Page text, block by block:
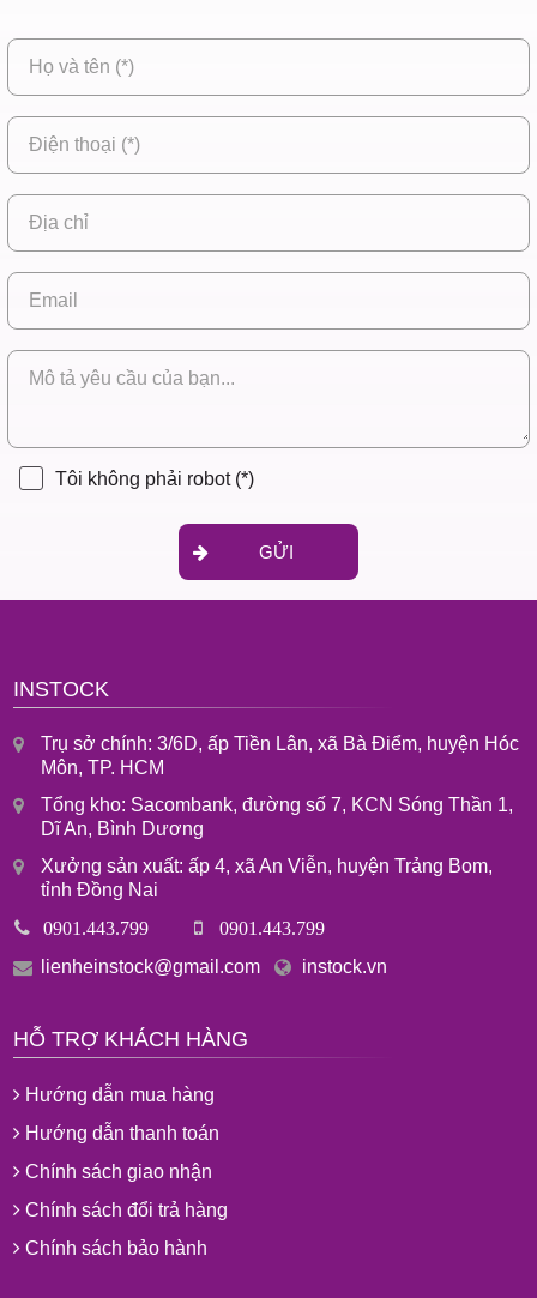
GỬI
Tôi không phải robot (*)
INSTOCK
Trụ sở chính: 3/6D, ấp Tiền Lân, xã Bà Điểm, huyện Hóc
Môn, TP. HCM
Tổng kho: Sacombank, đường số 7, KCN Sóng Thần 1,
Dĩ An, Bình Dương
Xưởng sản xuất: ấp 4, xã An Viễn, huyện Trảng Bom,
tỉnh Đồng Nai
0901.443.799 0901.443.799
lienheinstock@gmail.com instock.vn
HỖ TRỢ KHÁCH HÀNG
Hướng dẫn mua hàng
Hướng dẫn thanh toán
Chính sách giao nhận
Chính sách đổi trả hàng
Chính sách bảo hành